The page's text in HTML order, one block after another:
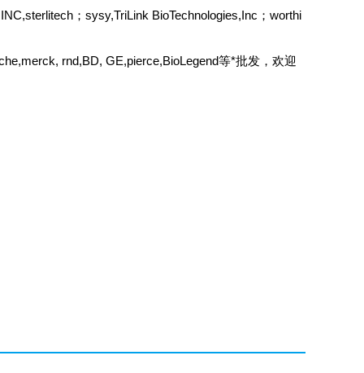
；sysy,TriLink BioTechnologies,Inc；worthi
rnd,BD, GE,pierce,BioLegend等*批发，欢迎